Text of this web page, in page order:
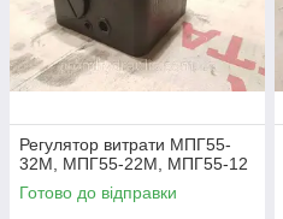
Регулятор витрати МПГ55-
32М, МПГ55-22М, МПГ55-12
Готово до відправки